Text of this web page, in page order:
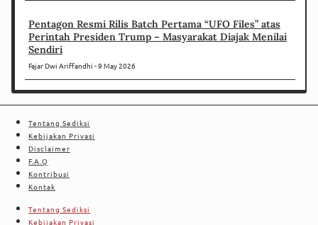
Pentagon Resmi Rilis Batch Pertama “UFO Files” atas
Perintah Presiden Trump – Masyarakat Diajak Menilai
Sendiri
Fajar Dwi Ariffandhi 9 May 2026
Tentang Sediksi
Kebijakan Privasi
Disclaimer
F.A.Q
Kontribusi
Kontak
Tentang Sediksi
Kebijakan Privasi